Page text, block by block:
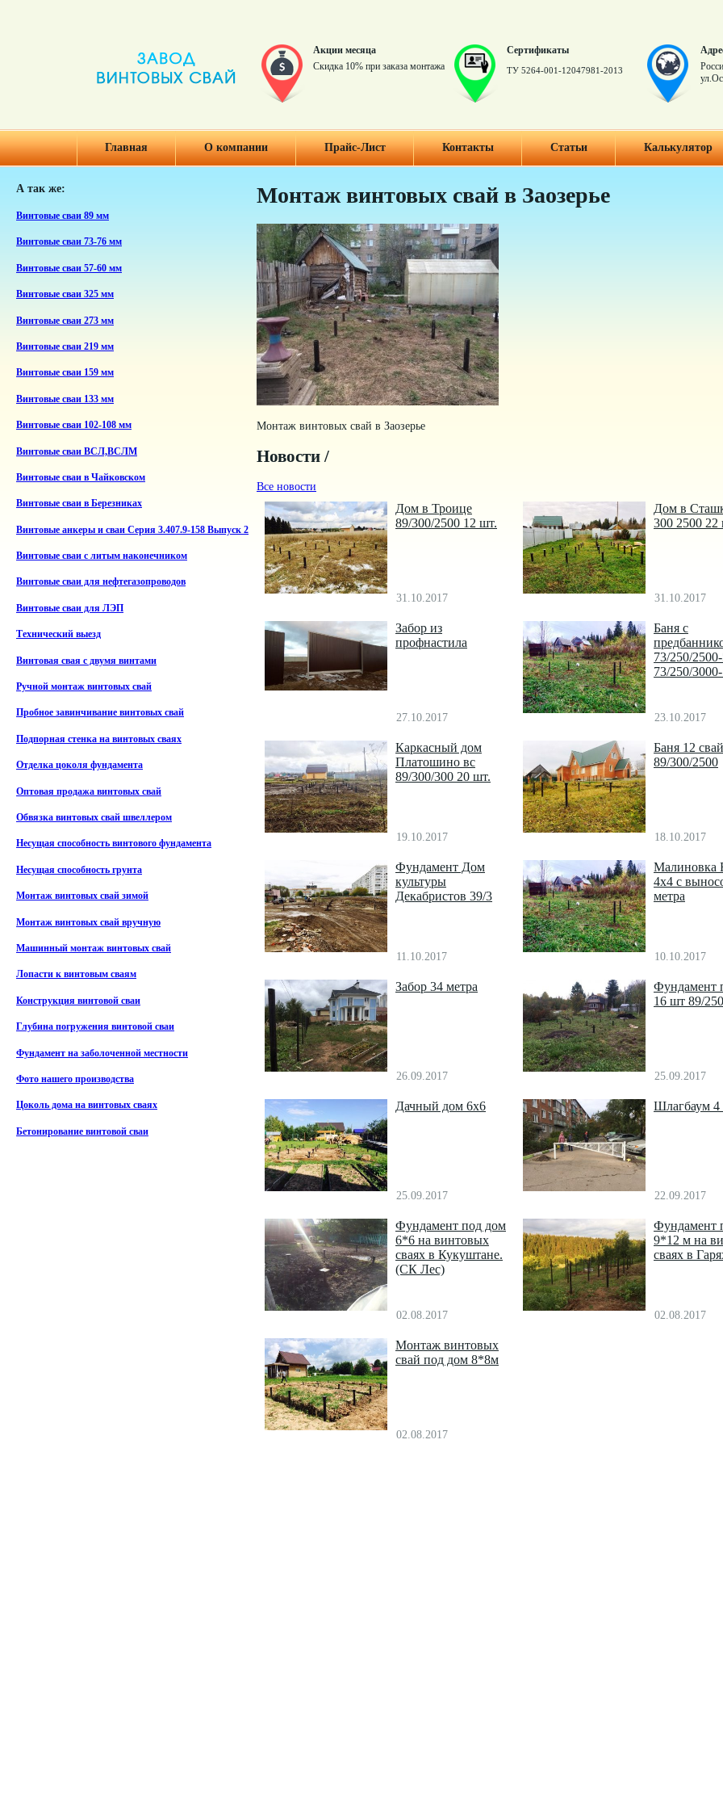
Акции месяца
Скидка 10% при заказа монтажа
Сертификаты
ТУ 5264-001-12047981-2013
Главная О компании Прайс-Лист Контакты Статьи Калькулятор
А так же:
Винтовые сваи 89 мм
Винтовые сваи 73-76 мм
Винтовые сваи 57-60 мм
Винтовые сваи 325 мм
Винтовые сваи 273 мм
Винтовые сваи 219 мм
Винтовые сваи 159 мм
Винтовые сваи 133 мм
Винтовые сваи 102-108 мм
Винтовые сваи ВСЛ,ВСЛМ
Винтовые сваи в Чайковском
Винтовые сваи в Березниках
Винтовые анкеры и сваи Серия 3.407.9-158 Выпуск 2
Винтовые сваи с литым наконечником
Винтовые сваи для нефтегазопроводов
Винтовые сваи для ЛЭП
Технический выезд
Винтовая свая с двумя винтами
Ручной монтаж винтовых свай
Пробное завинчивание винтовых свай
Подпорная стенка на винтовых сваях
Отделка цоколя фундамента
Оптовая продажа винтовых свай
Обвязка винтовых свай швеллером
Несущая способность винтового фундамента
Несущая способность грунта
Монтаж винтовых свай зимой
Монтаж винтовых свай вручную
Машинный монтаж винтовых свай
Лопасти к винтовым сваям
Конструкция винтовой сваи
Глубина погружения винтовой сваи
Фундамент на заболоченной местности
Фото нашего производства
Цоколь дома на винтовых сваях
Бетонирование винтовой сваи
Монтаж винтовых свай в Заозерье
Монтаж винтовых свай в Заозерье
Новости /
Все новости
Дом в Троице
89/300/2500 12 шт.
31.10.2017
Дом в
300 2500 22
31.10.2017
Забор из
профнастила
27.10.2017
Баня с
73/250/
73/250/
23.10.2017
Каркасный дом
Платошино вс
89/300/300 20 шт.
19.10.2017
Баня 12 свай
89/300/2500
18.10.2017
Фундамент Дом
культуры
Декабристов 39/3
11.10.2017
Малиновка
4х4 с
метра
10.10.2017
Забор 34 метра
26.09.2017
Фундамент
16 шт 89/
25.09.2017
Дачный дом 6х6
25.09.2017
Шлагбаум 4
22.09.2017
Фундамент под дом
6*6 на винтовых
сваях в Кукуштане.
(СК Лес)
02.08.2017
Фундамент
9*12 м на
сваях в
02.08.2017
Монтаж винтовых
свай под дом 8*8м
02.08.2017